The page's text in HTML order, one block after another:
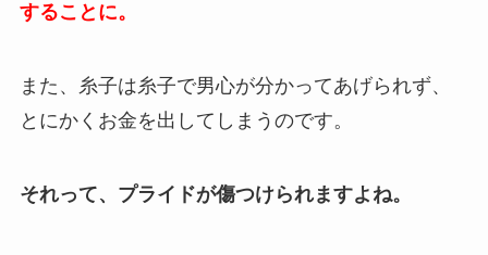
することに。
また、糸子は糸子で男心が分かってあげられず、
とにかくお金を出してしまうのです。
それって、プライドが傷つけられますよね。